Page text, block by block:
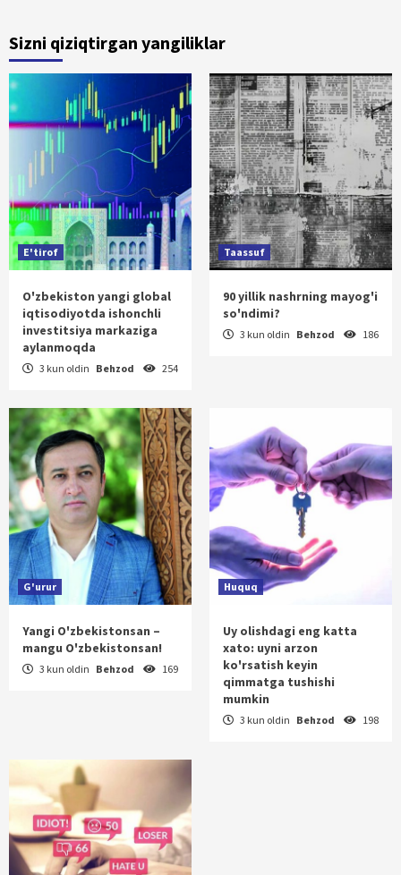
Sizni qiziqtirgan yangiliklar
E'tirof
O'zbekiston yangi global
iqtisodiyotda ishonchli
investitsiya markaziga
aylanmoqda
3 kun oldin Behzod 254
Taassuf
90 yillik nashrning mayog'i
so'ndimi?
3 kun oldin Behzod 186
G'urur
Yangi O'zbekistonsan –
mangu O'zbekistonsan!
3 kun oldin Behzod 169
Huquq
Uy olishdagi eng katta
xato: uyni arzon
ko'rsatish keyin
qimmatga tushishi
mumkin
3 kun oldin Behzod 198